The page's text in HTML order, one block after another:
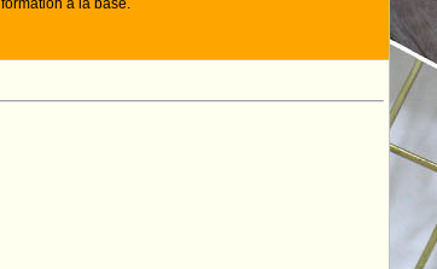
a la base.